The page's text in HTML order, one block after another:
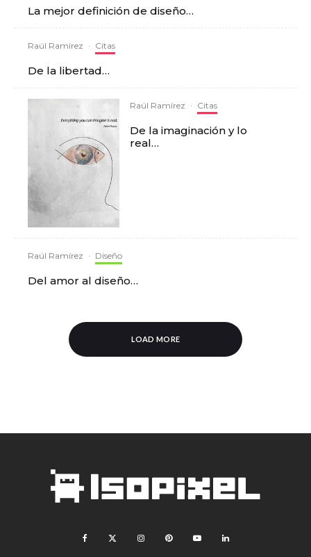
La mejor definición de diseño…
Raúl Ramírez · Citas
De la libertad…
Raúl Ramírez · Citas
De la imaginación y lo
real…
Raúl Ramírez · Diseño
Del amor al diseño…
LOAD MORE